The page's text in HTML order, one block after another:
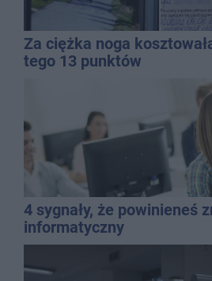
Za ciężka noga
tego 13 punktów
4 sygnały, że powinieneś
informatyczny